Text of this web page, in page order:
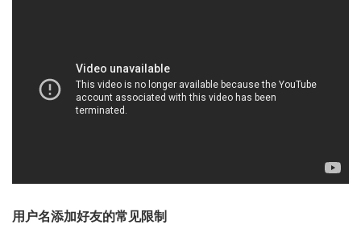
用户名添加好友的常见限制